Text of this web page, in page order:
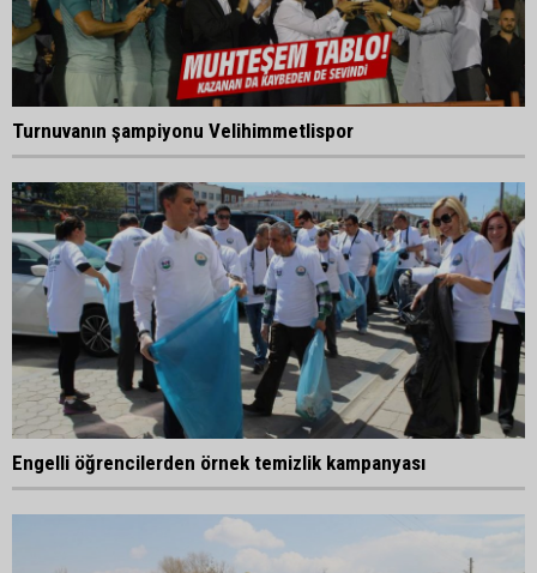
Turnuvanın şampiyonu Velihimmetlispor
Engelli öğrencilerden örnek temizlik kampanyası